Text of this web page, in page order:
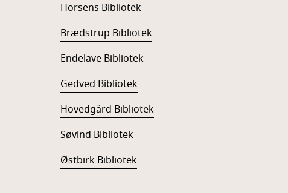
Horsens Bibliotek
Brædstrup Bibliotek
Endelave Bibliotek
Gedved Bibliotek
Hovedgård Bibliotek
Søvind Bibliotek
Østbirk Bibliotek